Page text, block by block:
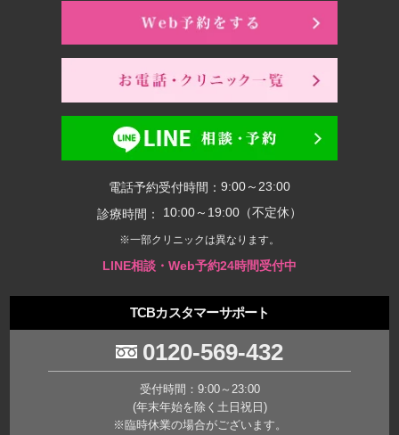
電話予約受付時間： 9:00～23:00
診療時間：
10:00～19:00（不定休）
※一部クリニックは異なります。
LINE相談・Web予約24時間受付中
TCBカスタマーサポート
0120-569-432
受付時間：9:00～23:00
(年末年始を除く土日祝日)
※臨時休業の場合がございます。